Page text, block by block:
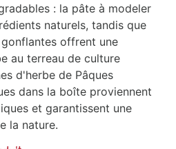
: la pâte à modeler
naturels, tandis que
offrent une
au terreau de culture
d'herbe de Pâques
dans la boîte proviennent
et garantissent une
la nature.